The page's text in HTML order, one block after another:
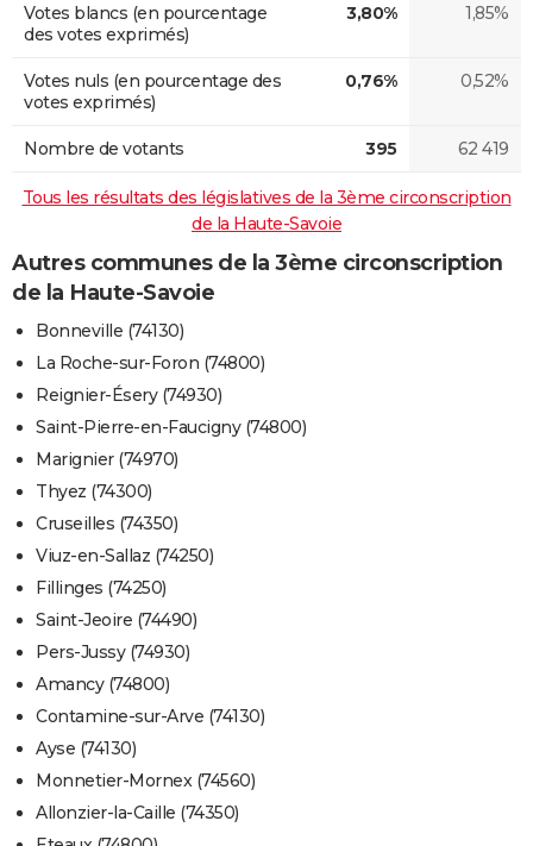
Votes blancs (en pourcentage
des votes exprimés)
3,80% 1,85%
Votes nuls (en pourcentage des
votes exprimés)
0,76% 0,52%
Nombre de votants 395 62 419
Tous les résultats des législatives de la 3ème circonscription
de la Haute-Savoie
Autres communes de la 3ème circonscription
de la Haute-Savoie
Bonneville (74130)
La Roche-sur-Foron (74800)
Reignier-Ésery (74930)
Saint-Pierre-en-Faucigny (74800)
Marignier (74970)
Thyez (74300)
Cruseilles (74350)
Viuz-en-Sallaz (74250)
Fillinges (74250)
Saint-Jeoire (74490)
Pers-Jussy (74930)
Amancy (74800)
Contamine-sur-Arve (74130)
Ayse (74130)
Monnetier-Mornex (74560)
Allonzier-la-Caille (74350)